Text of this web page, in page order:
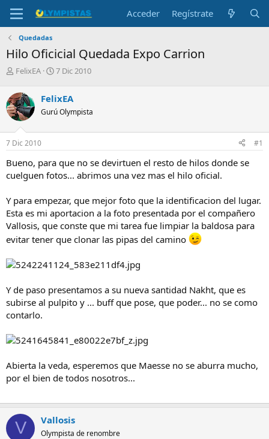
Acceder Regístrate
Quedadas
Hilo Oficicial Quedada Expo Carrion
I
i
c
i
a
d
o
d
e
t
e
m
a
FelixEA
F
h
a
e
i
c
o
7 Dic 2010
FelixEA
Gurú Olympista
7 Dic 2010 #1
Bueno, para que no se devirtuen el resto de hilos donde se
cuelguen fotos... abrimos una vez mas el hilo oficial.
Y para empezar, que mejor foto que la identificacion del lugar.
Esta es mi aportacion a la foto presentada por el compañero
Vallosis, que conste que mi tarea fue limpiar la baldosa para
evitar tener que clonar las pipas del camino
Y de paso presentamos a su nueva santidad Nakht, que es
subirse al pulpito y ... buff que pose, que poder... no se como
contarlo.
Abierta la veda, esperemos que Maesse no se aburra mucho,
por el bien de todos nosotros...
V Vallosis
Olympista de renombre